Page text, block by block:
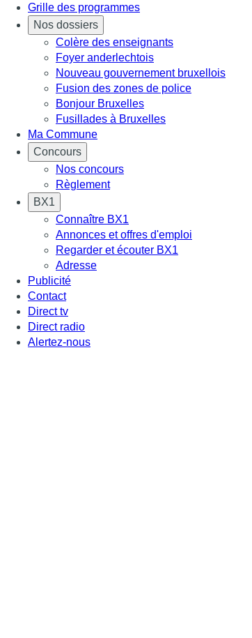
Grille des programmes
Nos dossiers
Colère des enseignants
Foyer anderlechtois
Nouveau gouvernement bruxellois
Fusion des zones de police
Bonjour Bruxelles
Fusillades à Bruxelles
Ma Commune
Concours
Nos concours
Règlement
BX1
Connaître BX1
Annonces et offres d'emploi
Regarder et écouter BX1
Adresse
Publicité
Contact
Direct tv
Direct radio
Alertez-nous